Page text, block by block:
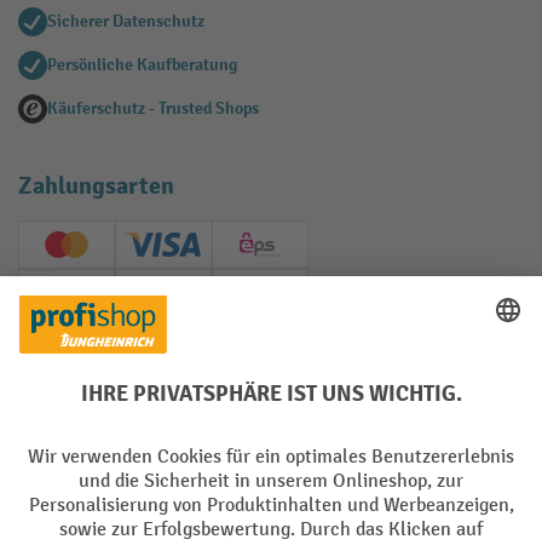
Sicherer Datenschutz
Persönliche Kaufberatung
Käuferschutz - Trusted Shops
Zahlungsarten
Creditcard (Master)Creditcard (Visa)
EPS
PayPal
Soziale Netzwerke